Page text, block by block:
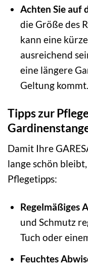
Achten Sie auf
die Größe des
kann eine
ausreichend
eine längere
Geltung kommt.
Tipps zur
Damit Ihre
lange schön
Pflegetipps:
Regelmäßiges
und Schmutz
Tuch oder
Feuchtes